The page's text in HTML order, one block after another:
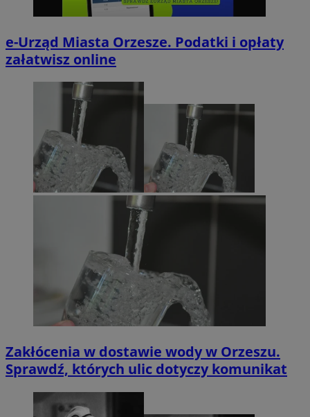
e-Urząd Miasta Orzesze. Podatki i opłaty
załatwisz online
Zakłócenia w dostawie wody w Orzeszu.
Sprawdź, których ulic dotyczy komunikat